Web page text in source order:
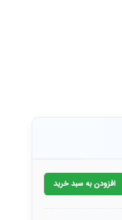
افزودن به سبد خرید